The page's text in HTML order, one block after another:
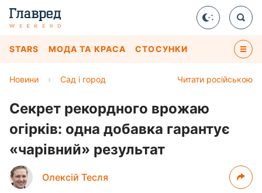
STARS МОДА ТА КРАСА СТОСУНКИ
Читати російською
Новини › Сад і город
Секрет рекордного врожаю
огірків: одна добавка гарантує
«чарівний» результат
Олексій Тесля